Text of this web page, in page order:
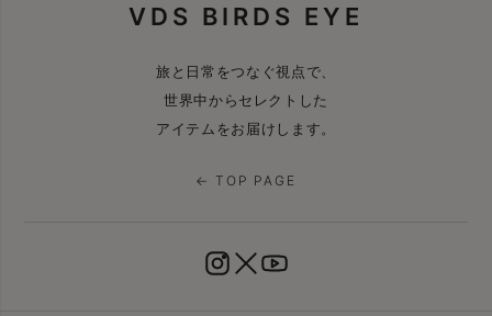
VDS BIRDS EYE
旅と日常をつなぐ視点で、
世界中からセレクトした
アイテムをお届けします。
← TOP PAGE